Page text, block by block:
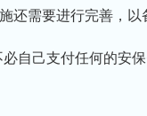
还需要进行完善，以
己支付任何的安保